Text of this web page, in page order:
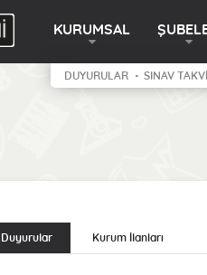
KURUMSAL
DUYURULAR SINAV
Duyurular Kurum İlanları